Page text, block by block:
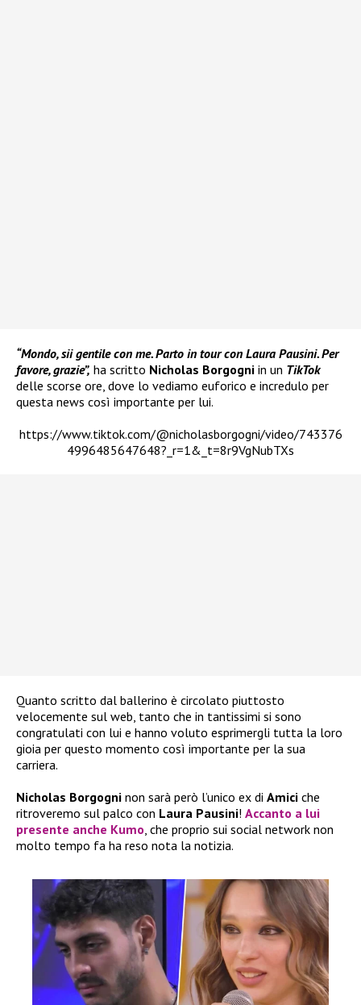
“Mondo, sii gentile con me. Parto in tour con Laura Pausini. Per
favore, grazie”, ha scritto Nicholas Borgogni in un TikTok
delle scorse ore, dove lo vediamo euforico e incredulo per
questa news così importante per lui.
https://www.tiktok.com/@nicholasborgogni/video/743376
4996485647648?_r=1&_t=8r9VgNubTXs
Quanto scritto dal ballerino è circolato piuttosto
velocemente sul web, tanto che in tantissimi si sono
congratulati con lui e hanno voluto esprimergli tutta la loro
gioia per questo momento così importante per la sua
carriera.
Nicholas Borgogni non sarà però l’unico ex di Amici che
ritroveremo sul palco con Laura Pausini! Accanto a lui
presente anche Kumo, che proprio sui social network non
molto tempo fa ha reso nota la notizia.